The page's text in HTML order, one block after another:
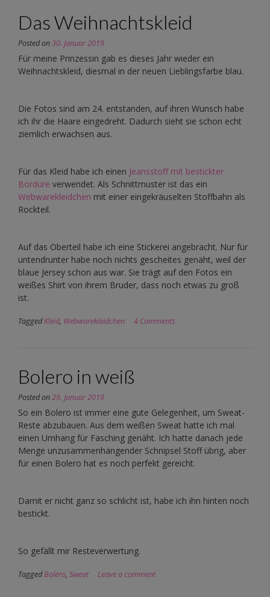
Das Weihnachtskleid
Posted on30. Januar 2019
Für meine Prinzessin gab es dieses Jahr wieder ein
Weihnachtskleid, diesmal in der neuen Lieblingsfarbe blau.
Die Fotos sind am 24. entstanden, auf ihren Wunsch habe
ich ihr die Haare eingedreht. Dadurch sieht sie schon echt
ziemlich erwachsen aus.
Für das Kleid habe ich einen Jeansstoff mit bestickter
Bordüre verwendet. Als Schnittmuster ist das ein
Webwarekleidchen mit einer eingekräuselten Stoffbahn als
Rockteil.
Auf das Oberteil habe ich eine Stickerei angebracht. Nur für
untendrunter habe noch nichts gescheites genäht, weil der
blaue Jersey schon aus war. Sie trägt auf den Fotos ein
weißes Shirt von ihrem Bruder, dass noch etwas zu groß
ist.
TaggedKleid, Webwarekleidchen 4 Comments
Bolero in weiß
Posted on29. Januar 2019
So ein Bolero ist immer eine gute Gelegenheit, um Sweat-
Reste abzubauen. Aus dem weißen Sweat hatte ich mal
einen Umhang für Fasching genäht. Ich hatte danach jede
Menge unzusammenhängender Schnipsel Stoff übrig, aber
für einen Bolero hat es noch perfekt gereicht.
Damit er nicht ganz so schlicht ist, habe ich ihn hinten noch
bestickt.
So gefällt mir Resteverwertung.
TaggedBolero, Sweat Leave a comment